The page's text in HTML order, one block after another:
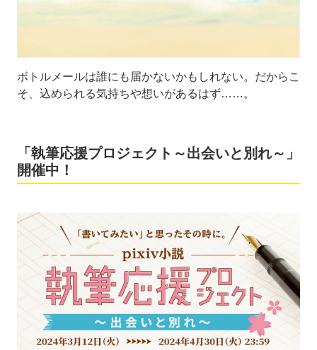
ボトルメールは誰にも届かないかもしれない。だからこ
そ、込められる気持ちや想いがあるはず……。
「執筆応援プロジェクト～出会いと別れ～」
開催中！